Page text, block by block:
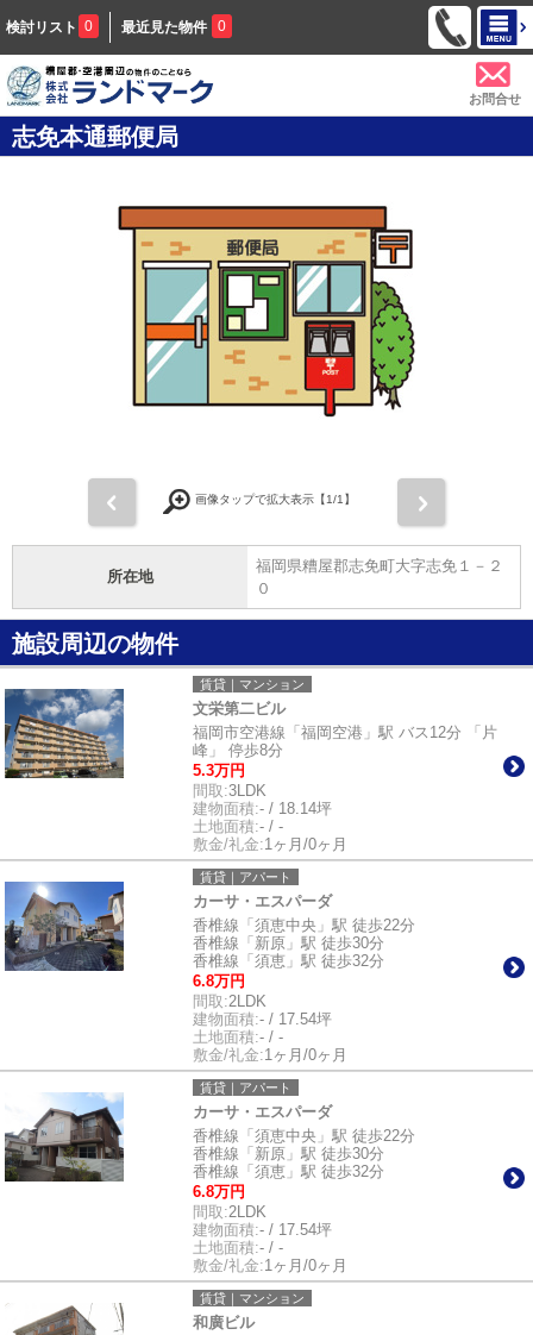
検討リスト 0 最近見た物件 0
お問合せ
志免本通郵便局
画像タップで拡大表示【1/1】
所在地
福岡県糟屋郡志免町大字志免１－２
０
施設周辺の物件
賃貸｜マンション
文栄第二ビル
福岡市空港線「福岡空港」駅 バス12分 「片
峰」 停歩8分
5.3万円
間取:3LDK
建物面積:- / 18.14坪
土地面積:- / -
敷金/礼金:1ヶ月/0ヶ月
賃貸｜アパート
カーサ・エスパーダ
香椎線「須恵中央」駅 徒歩22分
香椎線「新原」駅 徒歩30分
香椎線「須恵」駅 徒歩32分
6.8万円
間取:2LDK
建物面積:- / 17.54坪
土地面積:- / -
敷金/礼金:1ヶ月/0ヶ月
賃貸｜アパート
カーサ・エスパーダ
香椎線「須恵中央」駅 徒歩22分
香椎線「新原」駅 徒歩30分
香椎線「須恵」駅 徒歩32分
6.8万円
間取:2LDK
建物面積:- / 17.54坪
土地面積:- / -
敷金/礼金:1ヶ月/0ヶ月
賃貸｜マンション
和廣ビル